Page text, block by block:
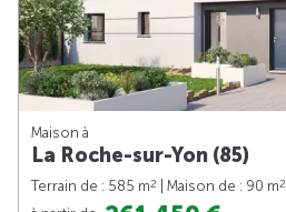
Maison à
La Roche-sur-Yon (85)
Terrain de : 585 m2 | Maison de : 90 m2